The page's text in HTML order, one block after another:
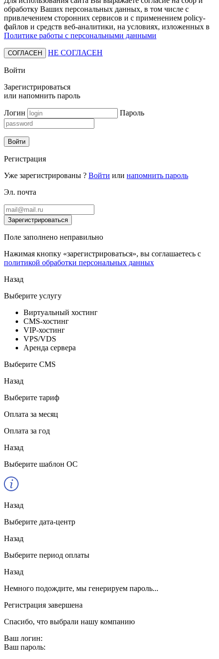
обработку Ваших персональных данных, в том числе с
привлечением сторонних сервисов и с применением policy-
файлов и средств веб-аналитики, на условиях, изложенных в
Политике работы с персональными данными
СОГЛАСЕН НЕ СОГЛАСЕН
Войти
Зарегистрироваться
или напомнить пароль
Логин Пароль
Войти
Регистрация
Уже зарегистрированы ? Войти или напомнить пароль
Эл. почта
Зарегистрироваться
Поле заполнено неправильно
Нажимая кнопку «зарегистрироваться», вы соглашаетесь с
политикой обработки персональных данных
Назад
Выберите услугу
Виртуальный хостинг
CMS-хостинг
VIP-хостинг
VPS/VDS
Аренда сервера
Выберите CMS
Назад
Выберите тариф
Оплата за месяц
Оплата за год
Назад
Выберите шаблон ОС
Назад
Выберите дата-центр
Назад
Выберите период оплаты
Назад
Немного подождите, мы генерируем пароль...
Регистрация завершена
Спасибо, что выбрали нашу компанию
Ваш логин:
Ваш пароль: